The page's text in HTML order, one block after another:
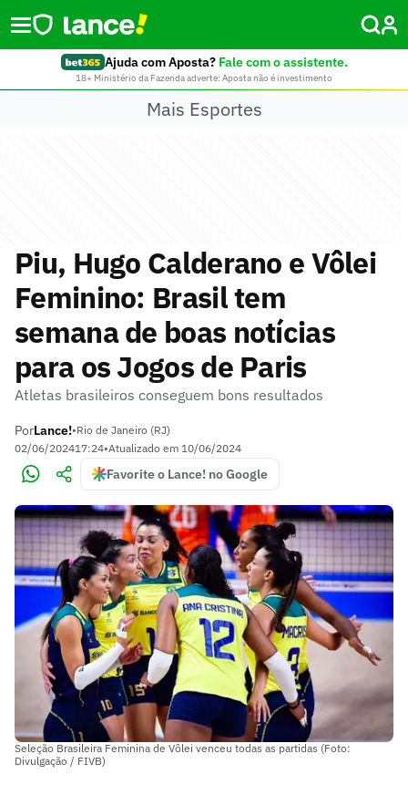
Ajuda com Aposta? Fale com o assistente.
18+ Ministério da Fazenda adverte: Aposta não é investimento
Mais Esportes
Piu, Hugo Calderano e Vôlei
Feminino: Brasil tem
semana de boas notícias
para os Jogos de Paris
Atletas brasileiros conseguem bons resultados
PorLance!•Rio de Janeiro (RJ)
02/06/202417:24•Atualizado em 10/06/2024
Favorite o Lance! no Google
Seleção Brasileira Feminina de Vôlei venceu todas as partidas (Foto:
Divulgação / FIVB)